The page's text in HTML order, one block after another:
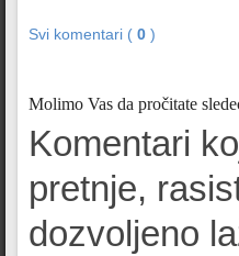
Svi komentari ( 0 )
Molimo Vas da pročitate
Komentari
pretnje,
dozvoljeno